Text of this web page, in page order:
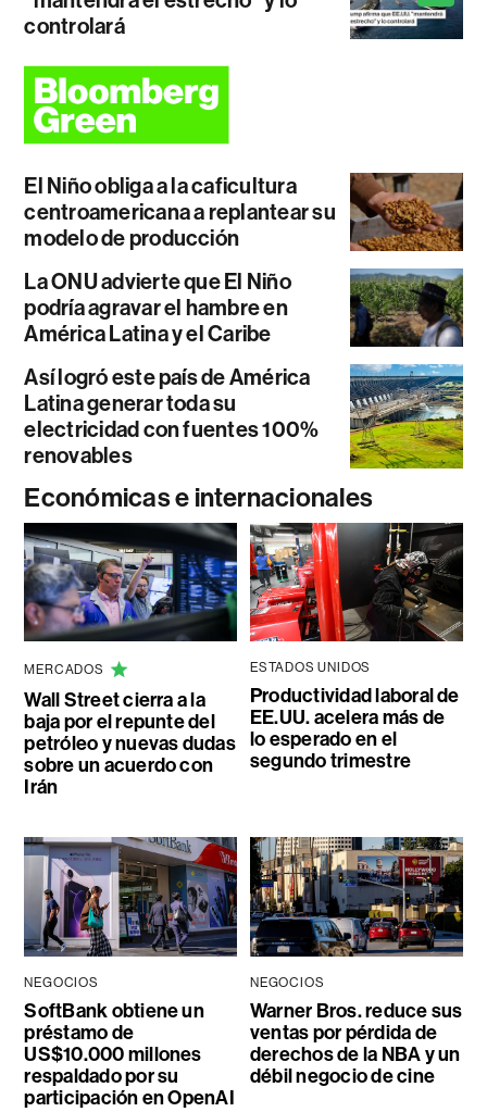
controlará
El Niño obliga a la caficultura
centroamericana a replantear su
modelo de producción
La ONU advierte que El Niño
podría agravar el hambre en
América Latina y el Caribe
Así logró este país de América
Latina generar toda su
electricidad con fuentes 100%
renovables
Económicas e internacionales
MERCADOS
Wall Street cierra a la
baja por el repunte del
petróleo y nuevas dudas
sobre un acuerdo con
Irán
ESTADOS UNIDOS
Productividad laboral de
EE.UU. acelera más de
lo esperado en el
segundo trimestre
NEGOCIOS
SoftBank obtiene un
préstamo de
US$10.000 millones
respaldado por su
participación en OpenAI
NEGOCIOS
Warner Bros. reduce sus
ventas por pérdida de
derechos de la NBA y un
débil negocio de cine